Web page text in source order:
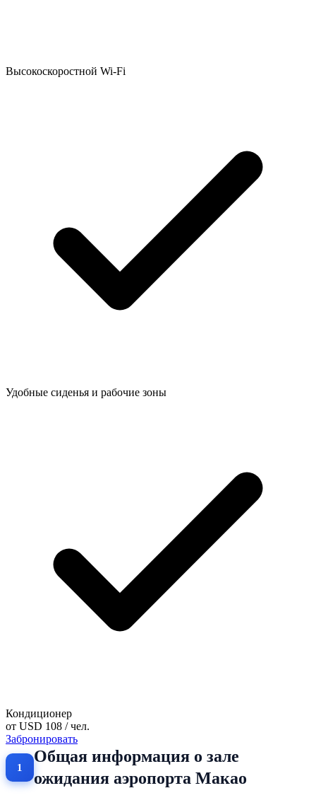
Высокоскоростной Wi-Fi
Удобные сиденья и рабочие зоны
Кондиционер
от USD 108 / чел.
Забронировать
Общая информация о зале
ожидания аэропорта Макао